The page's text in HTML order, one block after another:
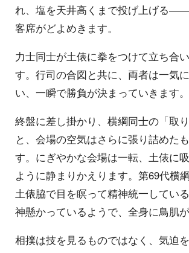
れ、塩を天井高くまで投げ上げる
客席がどよめきます。
力士同士が土俵に拳をつけて立ち合
す。行司の合図と共に、両者は一気
い、一瞬で勝負が決まっていきます。
終盤に差し掛かり、横綱同士の「取
と、会場の空気はさらに張り詰めた
す。にぎやかな会場は一転、土俵に
ように静まりかえります。第69代横
土俵脇で目を瞑って精神統一してい
神懸かっているようで、全身に鳥肌が
相撲は技を見るものではなく、気迫